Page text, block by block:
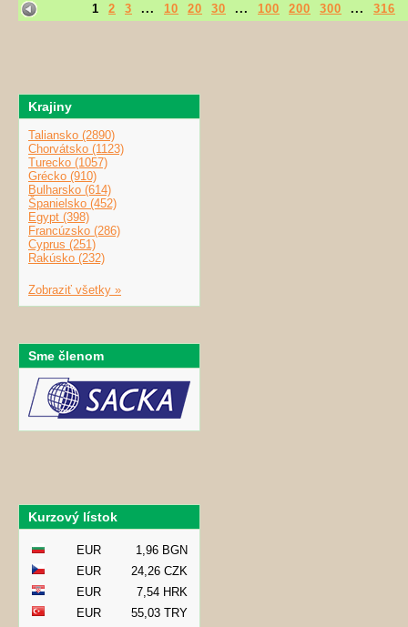
1 2 3 ... 10 20 30 ... 100 200 300 ... 316
Krajiny
Taliansko (2890)
Chorvátsko (1123)
Turecko (1057)
Grécko (910)
Bulharsko (614)
Španielsko (452)
Egypt (398)
Francúzsko (286)
Cyprus (251)
Rakúsko (232)
Zobraziť všetky »
Sme členom
Kurzový lístok
EUR
1,96 BGN
EUR
24,26 CZK
EUR
7,54 HRK
EUR
55,03 TRY